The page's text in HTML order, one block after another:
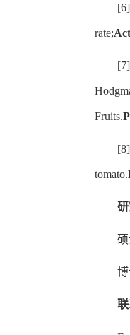
rate;
[7]
Fruits.
[8]
tomato.
研
联